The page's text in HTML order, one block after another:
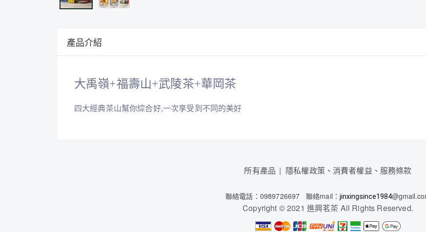
產品介紹
大禹嶺+福壽山+武陵茶+華岡茶
四大經典茶山幫你綜合好,一次享受到不同的美好
所有產品 隱私權政策、消費者權益、服務條款
聯絡電話 ：0989726697 聯絡mail： jinxingsince1984
Copyright © 2021 進興茗茶 All Rights Reserved.